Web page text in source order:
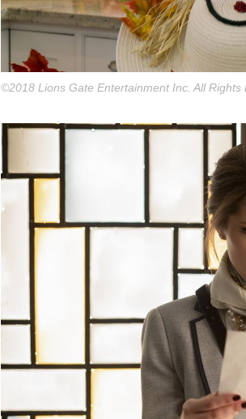
©2018 Lions Gate Entertainment Inc. All Rights